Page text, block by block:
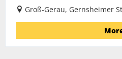
Groß-Gerau, Gernsheimer